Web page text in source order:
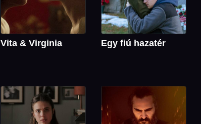
Vita & Virginia Egy fiú hazatér